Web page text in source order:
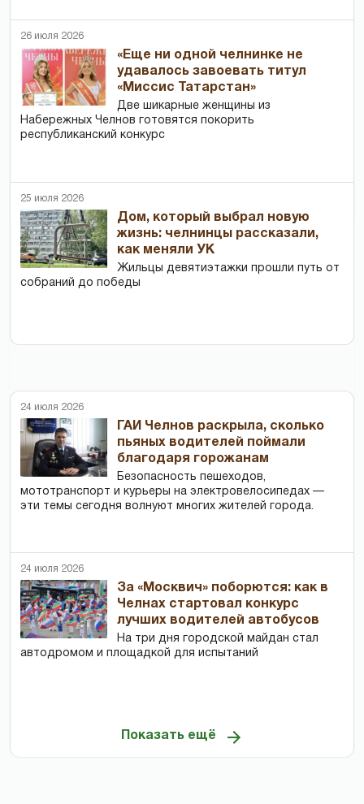
26 июля 2026
«Еще ни одной челнинке не
удавалось завоевать титул
«Миссис Татарстан»
Две шикарные женщины из
Набережных Челнов готовятся покорить
республиканский конкурс
25 июля 2026
Дом, который выбрал новую
жизнь: челнинцы рассказали,
как меняли УК
Жильцы девятиэтажки прошли путь от
собраний до победы
24 июля 2026
ГАИ Челнов раскрыла, сколько
пьяных водителей поймали
благодаря горожанам
Безопасность пешеходов,
мототранспорт и курьеры на электровелосипедах —
эти темы сегодня волнуют многих жителей города.
24 июля 2026
За «Москвич» поборются: как в
Челнах стартовал конкурс
лучших водителей автобусов
На три дня городской майдан стал
автодромом и площадкой для испытаний
Показать ещё